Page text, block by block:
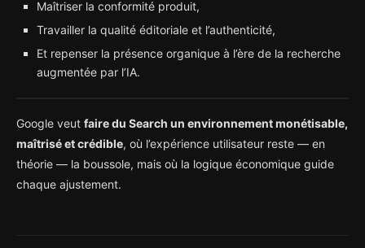
Maîtriser la conformité produit,
Travailler la qualité éditoriale et l’authenticité,
Et repenser la présence organique à l’ère de la recherche
augmentée par l’IA.
Google veut faire du Search un environnement monétisable,
maîtrisé et crédible, où l’expérience utilisateur reste — en
théorie — la boussole, mais où la logique économique guide
chaque ajustement.